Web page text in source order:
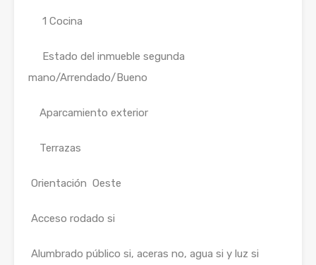
1 Cocina
Estado del inmueble segunda
mano/Arrendado/Bueno
Aparcamiento exterior
Terrazas
Orientación Oeste
Acceso rodado si
Alumbrado público si, aceras no, agua si y luz si